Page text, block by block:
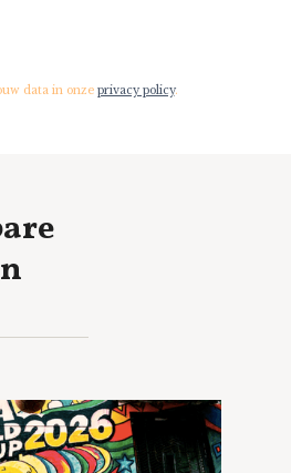
data in onze privacy policy.